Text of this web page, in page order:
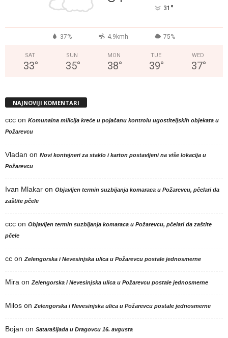
31 °
37% 4.9kmh 75%
SAT
33°
SUN
35°
MON
38°
TUE
39°
WED
37°
NAJNOVIJI KOMENTARI
ccc on Komunalna milicija kreće u pojačanu kontrolu ugostiteljskih objekata u
Požarevcu
Vladan on Novi kontejneri za staklo i karton postavljeni na više lokacija u
Požarevcu
Ivan Mlakar on Objavljen termin suzbijanja komaraca u Požarevcu, pčelari da
zaštite pčele
ccc on Objavljen termin suzbijanja komaraca u Požarevcu, pčelari da zaštite
pčele
cc on Zelengorska i Nevesinjska ulica u Požarevcu postale jednosmerne
Mira on Zelengorska i Nevesinjska ulica u Požarevcu postale jednosmerne
Milos on Zelengorska i Nevesinjska ulica u Požarevcu postale jednosmerne
Bojan on Satarašijada u Dragovcu 16. avgusta